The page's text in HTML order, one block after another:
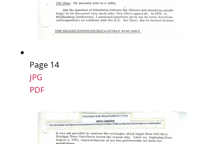
Page 14
JPG
PDF